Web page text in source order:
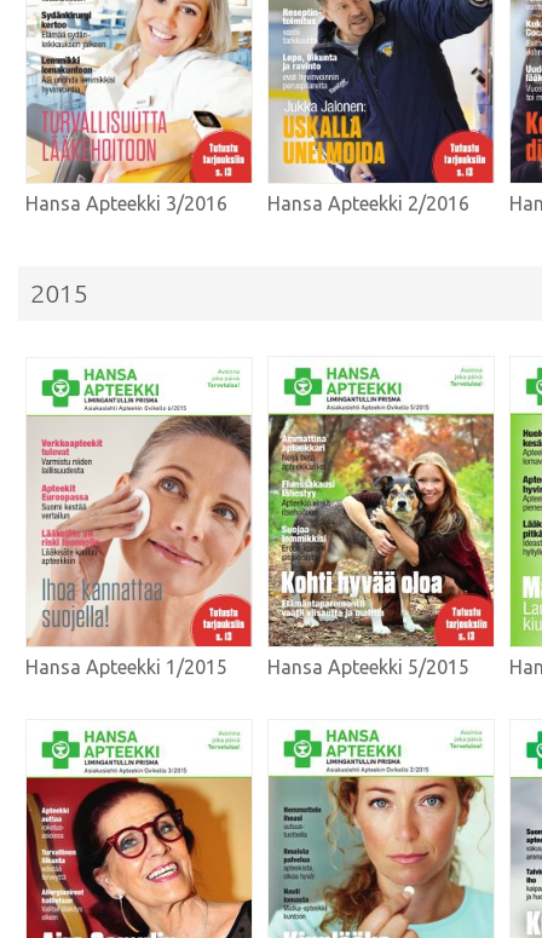
Hansa Apteekki 3/2016 Hansa Apteekki 2/2016
2015
Hansa Apteekki 1/2015 Hansa Apteekki 5/2015